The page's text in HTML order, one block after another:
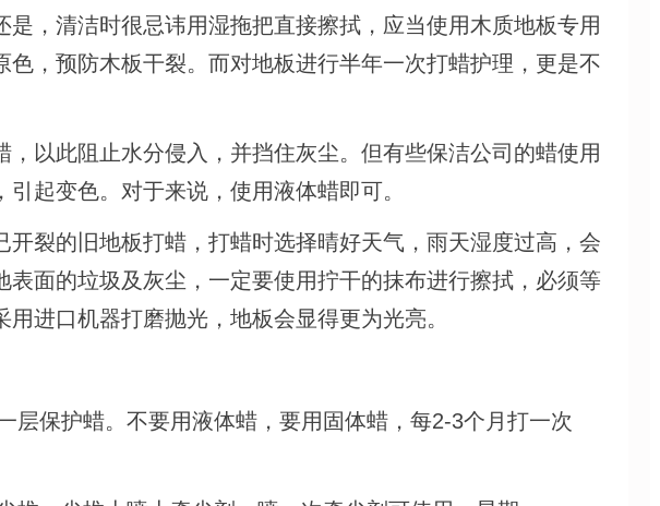
，清洁时很忌讳用湿拖把直接擦拭，应当使用木质地板专用
，预防木板干裂。而对地板进行半年一次打蜡护理，更是不
以此阻止水分侵入，并挡住灰尘。但有些保洁公司的蜡使用
起变色。对于来说，使用液体蜡即可。
裂的旧地板打蜡，打蜡时选择晴好天气，雨天湿度过高，会
面的垃圾及灰尘，一定要使用拧干的抹布进行擦拭，必须等
进口机器打磨抛光，地板会显得更为光亮。
层保护蜡。不要用液体蜡，要用固体蜡，每2-3个月打一次